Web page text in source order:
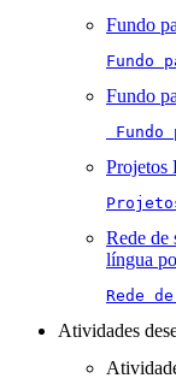
Fundo
Fundo
Fundo
Projetos
Rede de
língua
Rede
Atividades